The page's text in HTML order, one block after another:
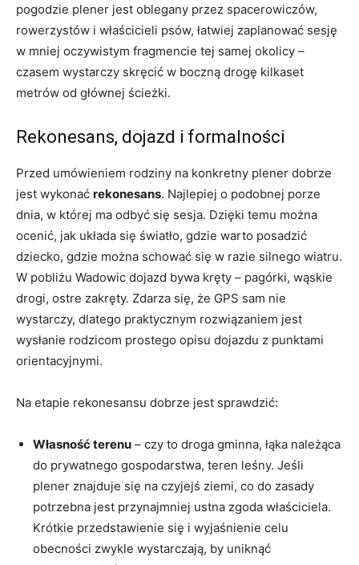
pogodzie plener jest oblegany przez spacerowiczów,
rowerzystów i właścicieli psów, łatwiej zaplanować sesję
w mniej oczywistym fragmencie tej samej okolicy –
czasem wystarczy skręcić w boczną drogę kilkaset
metrów od głównej ścieżki.
Rekonesans, dojazd i formalności
Przed umówieniem rodziny na konkretny plener dobrze
jest wykonać rekonesans. Najlepiej o podobnej porze
dnia, w której ma odbyć się sesja. Dzięki temu można
ocenić, jak układa się światło, gdzie warto posadzić
dziecko, gdzie można schować się w razie silnego wiatru.
W pobliżu Wadowic dojazd bywa kręty – pagórki, wąskie
drogi, ostre zakręty. Zdarza się, że GPS sam nie
wystarczy, dlatego praktycznym rozwiązaniem jest
wysłanie rodzicom prostego opisu dojazdu z punktami
orientacyjnymi.
Na etapie rekonesansu dobrze jest sprawdzić:
Własność terenu – czy to droga gminna, łąka należąca
do prywatnego gospodarstwa, teren leśny. Jeśli
plener znajduje się na czyjejś ziemi, co do zasady
potrzebna jest przynajmniej ustna zgoda właściciela.
Krótkie przedstawienie się i wyjaśnienie celu
obecności zwykle wystarczają, by uniknąć